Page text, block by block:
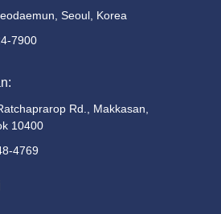
Seoul, Korea
7900
Rd.,
Makkasan,
10400
4769